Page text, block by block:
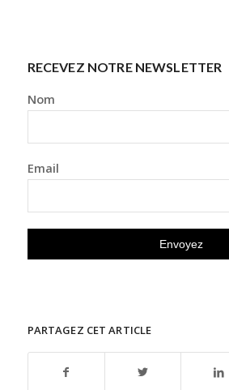
RECEVEZ NOTRE NEWSLETTER
Nom
Email
PARTAGEZ CET ARTICLE